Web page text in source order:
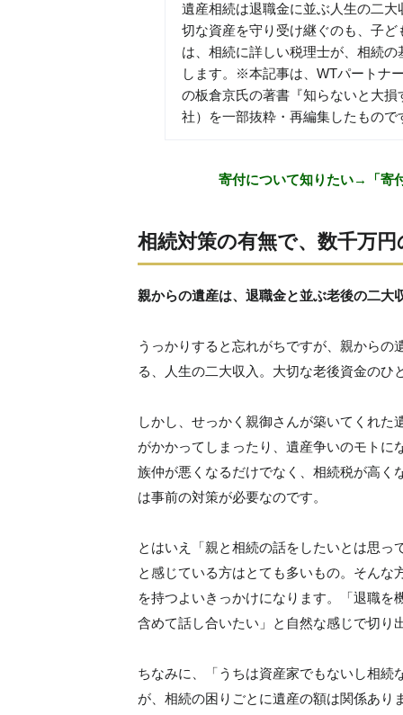
遺産相続は退職金に並ぶ人生の二
切な資産を守り受け継ぐのも、子
は、相続に詳しい税理士が、相続
します。※本記事は、WTパートナ
の板倉京氏の著書『知らないと大
社）を一部抜粋・再編集したもので
寄付について知りたい→「寄
相続対策の有無で、数千万
親からの遺産は、退職金と並ぶ老後の二大
うっかりすると忘れがちですが、親から
る、人生の二大収入。大切な老後資金のひ
しかし、せっかく親御さんが築いてくれ
がかかってしまったり、遺産争いのモトに
族仲が悪くなるだけでなく、相続税が高
は事前の対策が必要なのです。
とはいえ「親と相続の話をしたいとは思っ
と感じている方はとても多いもの。そん
を持つよいきっかけになります。「退職を
含めて話し合いたい」と自然な感じで切り
ちなみに、「うちは資産家でもないし相続
が、相続の困りごとに遺産の額は関係あ